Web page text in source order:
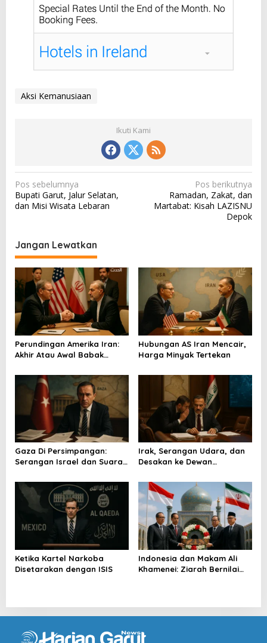
Aksi Kemanusiaan
Ikuti Kami
N
a
g
a
s
i
p
o
s
Pos sebelumnya
Bupati Garut, Jalur Selatan,
dan Misi Wisata Lebaran
Pos berikutnya
Ramadan, Zakat, dan
Martabat: Kisah LAZISNU
Depok
Jangan Lewatkan
Perundingan Amerika Iran:
Akhir Atau Awal Babak
Hubungan AS Iran Mencair,
Harga Minyak Tertekan
Gaza Di Persimpangan:
Serangan Israel dan Suara
Irak, Serangan Udara, dan
Desakan ke Dewan
Ketika Kartel Narkoba
Disetarakan dengan ISIS
Indonesia dan Makam Ali
Khamenei: Ziarah Bernilai